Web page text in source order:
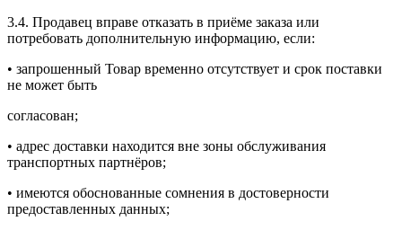
3.4. Продавец вправе отказать в приёме заказа или
потребовать дополнительную информацию, если:
• запрошенный Товар временно отсутствует и срок поставки
не может быть
согласован;
• адрес доставки находится вне зоны обслуживания
транспортных партнёров;
• имеются обоснованные сомнения в достоверности
предоставленных данных;